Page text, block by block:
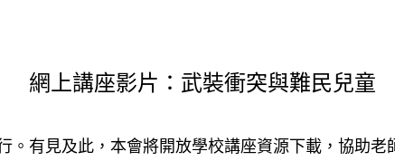
網上講座影片：武裝衝突與難民兒童
。有見及此，本會將開放學校講座資源下載，協助